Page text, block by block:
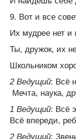
9. Вот и все
Их мудрее нет и
Ты, дружок, их
Школьником
2 Ведущий: Всё
Мечта, наука,
1 Ведущий: Всё
Всё впереди,
2 Ведущий: